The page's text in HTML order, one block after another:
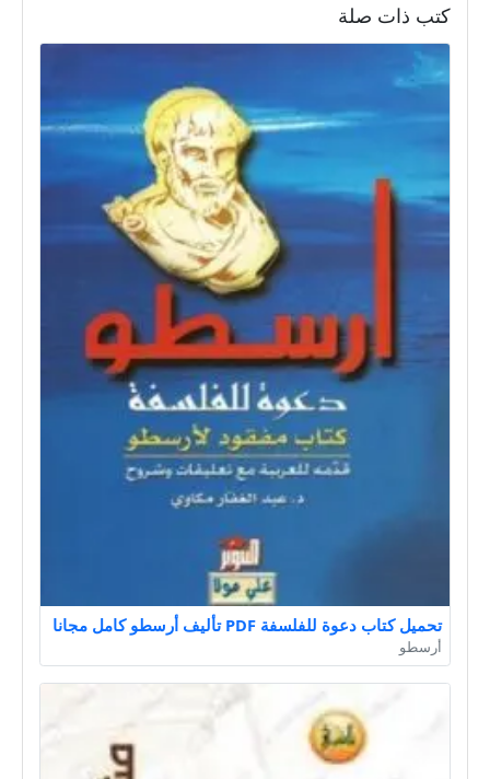
كتب ذات صلة
تحميل كتاب دعوة للفلسفة PDF تأليف أرسطو كامل مجانا
أرسطو